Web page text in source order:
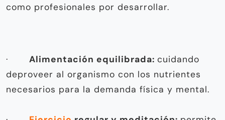
como profesionales por desarrollar.
· Alimentación equilibrada: cuidando
deproveer al organismo con los nutrientes
necesarios para la demanda física y mental.